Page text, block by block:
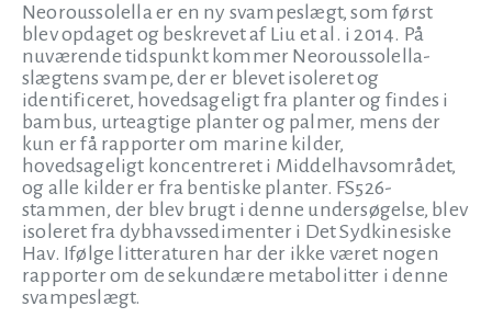
Neoroussolella er en ny svampeslægt, som først
blev opdaget og beskrevet af Liu et al. i 2014. På
nuværende tidspunkt kommer Neoroussolella-
slægtens svampe, der er blevet isoleret og
identificeret, hovedsageligt fra planter og findes i
bambus, urteagtige planter og palmer, mens der
kun er få rapporter om marine kilder,
hovedsageligt koncentreret i Middelhavsområdet,
og alle kilder er fra bentiske planter. FS526-
stammen, der blev brugt i denne undersøgelse, blev
isoleret fra dybhavssedimenter i Det Sydkinesiske
Hav. Ifølge litteraturen har der ikke været nogen
rapporter om de sekundære metabolitter i denne
svampeslægt.